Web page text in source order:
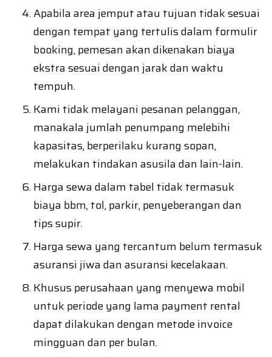
Apabila area jemput atau tujuan tidak sesuai
dengan tempat yang tertulis dalam formulir
booking, pemesan akan dikenakan biaya
ekstra sesuai dengan jarak dan waktu
tempuh.
Kami tidak melayani pesanan pelanggan,
manakala jumlah penumpang melebihi
kapasitas, berperilaku kurang sopan,
melakukan tindakan asusila dan lain-lain.
Harga sewa dalam tabel tidak termasuk
biaya bbm, tol, parkir, penyeberangan dan
tips supir.
Harga sewa yang tercantum belum termasuk
asuransi jiwa dan asuransi kecelakaan.
Khusus perusahaan yang menyewa mobil
untuk periode yang lama payment rental
dapat dilakukan dengan metode invoice
mingguan dan per bulan.